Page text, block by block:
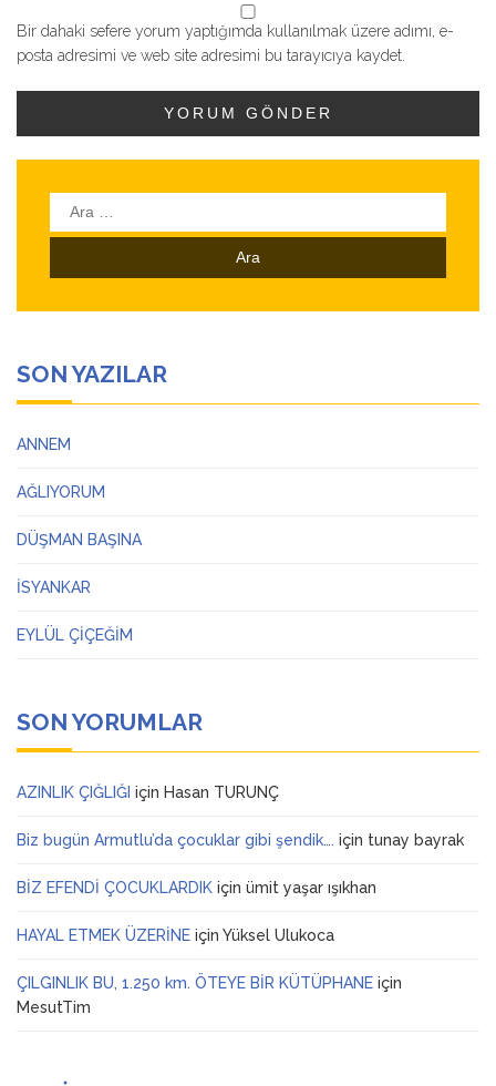
Bir dahaki sefere yorum yaptığımda kullanılmak üzere adımı, e-
posta adresimi ve web site adresimi bu tarayıcıya kaydet.
Arama:
SON YAZILAR
ANNEM
AĞLIYORUM
DÜŞMAN BAŞINA
İSYANKAR
EYLÜL ÇİÇEĞİM
SON YORUMLAR
AZINLIK ÇIĞLIĞI için Hasan TURUNÇ
Biz bugün Armutlu’da çocuklar gibi şendik…. için tunay bayrak
BİZ EFENDİ ÇOCUKLARDIK için ümit yaşar ışıkhan
HAYAL ETMEK ÜZERİNE için Yüksel Ulukoca
ÇILGINLIK BU, 1.250 km. ÖTEYE BİR KÜTÜPHANE için
MesutTim